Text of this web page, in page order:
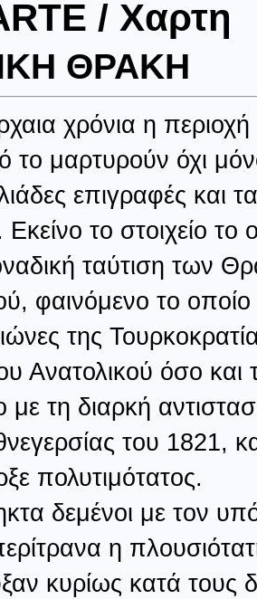
/ Χαρτη
ΘΡΑΚΗ
χρόνια η
το μαρτυρούν όχι
επιγραφές
το στοιχείο το
ταύτιση των
φαινόμενο το οποίο
της
Ανατολικού όσο
με τη διαρκή
του 1821,
πολυτιμότατος.
δεμένοι με τον
η
κυρίως κατά τους